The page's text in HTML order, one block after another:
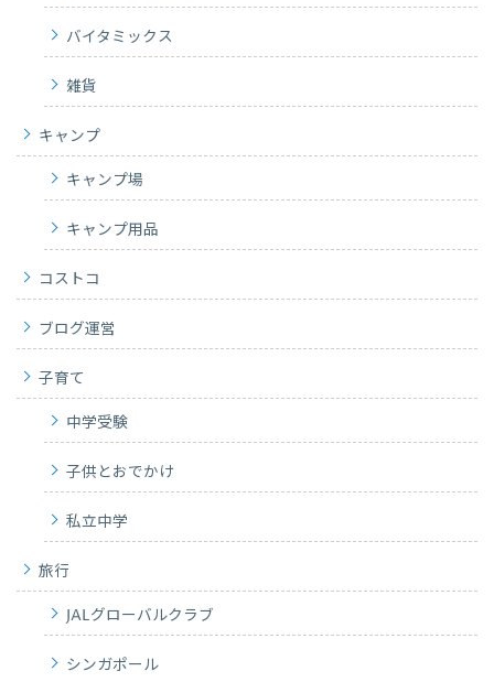
バイタミックス
雑貨
キャンプ
キャンプ場
キャンプ用品
コストコ
ブログ運営
子育て
中学受験
子供とおでかけ
私立中学
旅行
JALグローバルクラブ
シンガポール